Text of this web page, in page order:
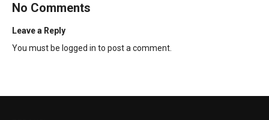
No Comments
Leave a Reply
You must be logged in to post a comment.